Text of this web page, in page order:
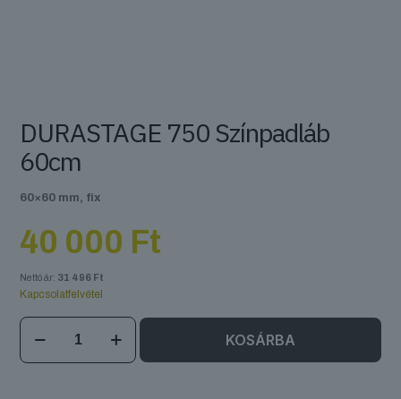
DURASTAGE 750 Színpadláb
60cm
60×60 mm, fix
40 000 Ft
Nettó ár: 31 496 Ft
Kapcsolatfelvétel
DURASTAGE
750
Színpadláb
KOSÁRBA